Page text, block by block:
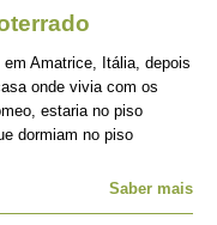
Amatrice, Itália, depois
onde vivia com os
estaria no piso
dormiam no piso
Saber mais